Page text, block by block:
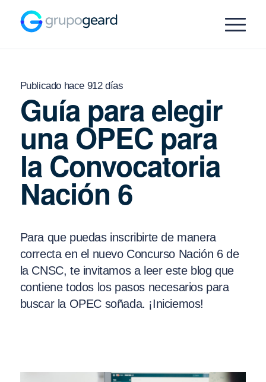
Publicado hace 912 días
Guía para elegir
una OPEC para
la Convocatoria
Nación 6
Para que puedas inscribirte de manera
correcta en el nuevo Concurso Nación 6 de
la CNSC, te invitamos a leer este blog que
contiene todos los pasos necesarios para
buscar la OPEC soñada. ¡Iniciemos!